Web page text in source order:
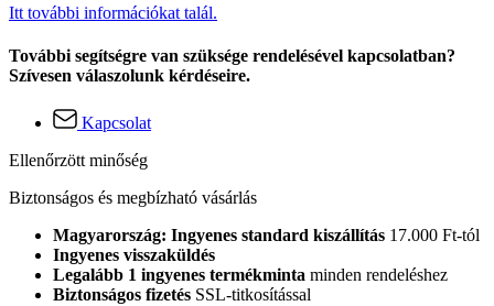
Itt további információkat talál.
További segítségre van szüksége rendelésével kapcsolatban?
Szívesen válaszolunk kérdéseire.
Kapcsolat
Ellenőrzött minőség
Biztonságos és megbízható vásárlás
Magyarország: Ingyenes standard kiszállítás 17.000 Ft-tól
Ingyenes visszaküldés
Legalább 1 ingyenes termékminta minden rendeléshez
Biztonságos fizetés SSL-titkosítással